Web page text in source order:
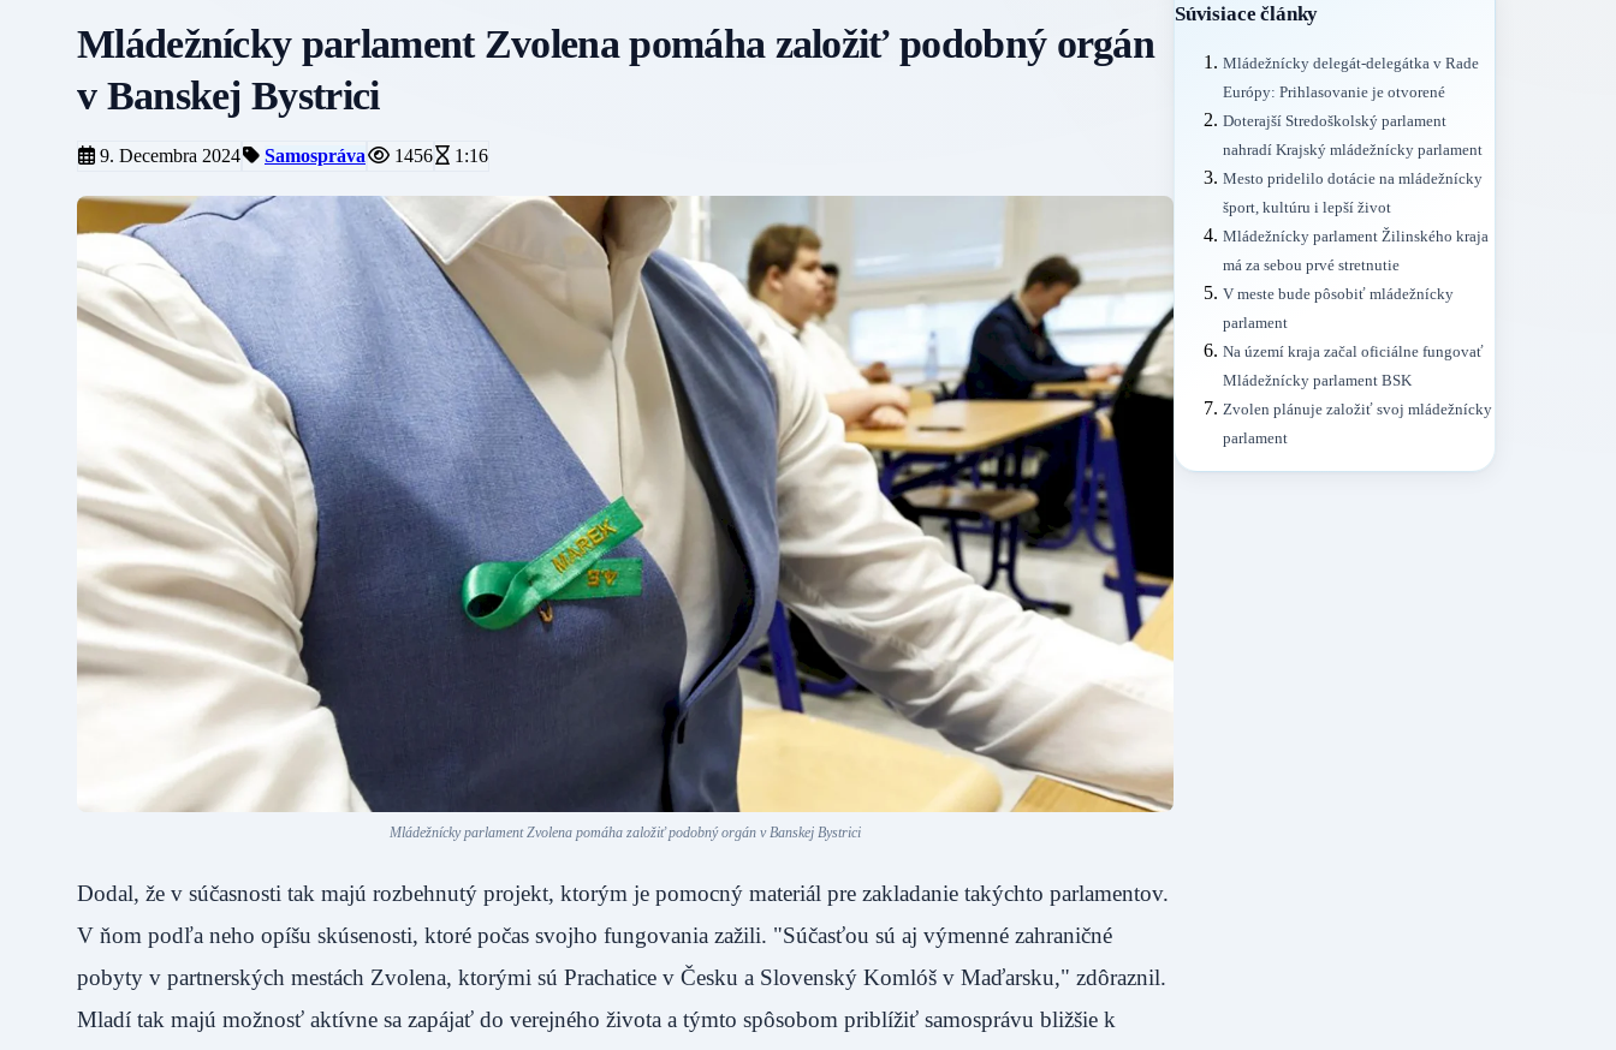
Mládežnícky parlament Zvolena pomáha založiť podobný orgán
v Banskej Bystrici
9. Decembra 2024 Samospráva 1456 1:16
Mládežnícky parlament Zvolena pomáha založiť podobný orgán v Banskej Bystrici
Dodal, že v súčasnosti tak majú rozbehnutý projekt, ktorým je pomocný materiál pre zakladanie takýchto parlamentov.
V ňom podľa neho opíšu skúsenosti, ktoré počas svojho fungovania zažili. "Súčasťou sú aj výmenné zahraničné
pobyty v partnerských mestách Zvolena, ktorými sú Prachatice v Česku a Slovenský Komlóš v Maďarsku," zdôraznil.
Mladí tak majú možnosť aktívne sa zapájať do verejného života a týmto spôsobom priblížiť samosprávu bližšie k
Súvisiace články
Mládežnícky delegát-delegátka v Rade
Európy: Prihlasovanie je otvorené
Doterajší Stredoškolský parlament
nahradí Krajský mládežnícky parlament
Mesto pridelilo dotácie na mládežnícky
šport, kultúru i lepší život
Mládežnícky parlament Žilinského kraja
má za sebou prvé stretnutie
V meste bude pôsobiť mládežnícky
parlament
Na území kraja začal oficiálne fungovať
Mládežnícky parlament BSK
Zvolen plánuje založiť svoj mládežnícky
parlament